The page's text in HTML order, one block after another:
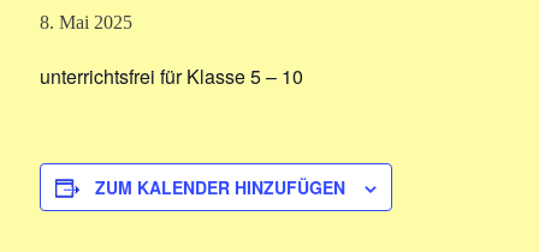
8. Mai 2025
unterrichtsfrei für Klasse 5 – 10
ZUM KALENDER HINZUFÜGEN